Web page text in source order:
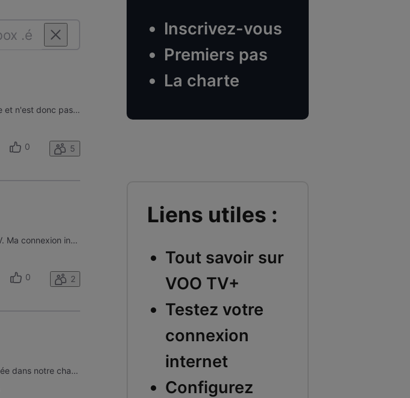
Bonjour, Depuis ce matin, la box semble rebooter en permanence et n'est donc pas fonctionnelle (elle passe sans cesse de "Boot++" à "Patientez"). J'ai suivi la procédure pour retirer le disque dur et là ça refonctionne. Si je le remets, c'est reparti pour les cycles de reboot. Je suppose que le disq
0 5
Bonjour, je viens de passer de Proximus à Voo pour internet et TV. Ma connexion internet est beaucoup plus rapide (10 fois…) mais j’ai omis un détail important, à savoir que je n’ai pas de câble coaxial qui arrive tout près de ma télévision et je n’ai pas la possibilité d’en amener sans saigner et/o
0 2
Bonjour, Depuis maintenant qques semaines ma box évasion située dans notre chambre multiplie les problèmes : Disque dur HS, image figée, etc. N'ayant plus l'utilité car plus d'enregistrements (ça je le fais via ma box evasion de salon) j'aimerais m'en séparer et bénéficier d'une autre système. Car p
Inscrivez-vous
Premiers pas
La charte
Liens utiles :
Tout savoir sur
VOO TV+
Testez votre
connexion
internet
Configurez